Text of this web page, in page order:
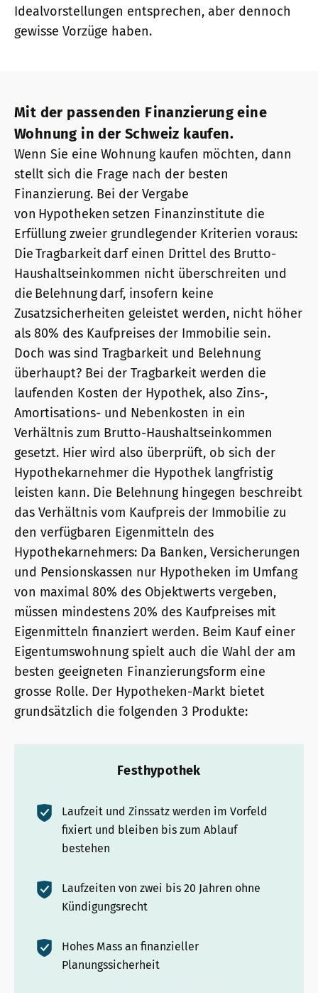
Idealvorstellungen entsprechen, aber dennoch
gewisse Vorzüge haben.
Mit der passenden Finanzierung eine
Wohnung in der Schweiz kaufen.
Wenn Sie eine Wohnung kaufen möchten, dann
stellt sich die Frage nach der besten
Finanzierung. Bei der Vergabe
von Hypotheken setzen Finanzinstitute die
Erfüllung zweier grundlegender Kriterien voraus:
Die Tragbarkeit darf einen Drittel des Brutto-
Haushaltseinkommen nicht überschreiten und
die Belehnung darf, insofern keine
Zusatzsicherheiten geleistet werden, nicht höher
als 80% des Kaufpreises der Immobilie sein.
Doch was sind Tragbarkeit und Belehnung
überhaupt? Bei der Tragbarkeit werden die
laufenden Kosten der Hypothek, also Zins-,
Amortisations- und Nebenkosten in ein
Verhältnis zum Brutto-Haushaltseinkommen
gesetzt. Hier wird also überprüft, ob sich der
Hypothekarnehmer die Hypothek langfristig
leisten kann. Die Belehnung hingegen beschreibt
das Verhältnis vom Kaufpreis der Immobilie zu
den verfügbaren Eigenmitteln des
Hypothekarnehmers: Da Banken, Versicherungen
und Pensionskassen nur Hypotheken im Umfang
von maximal 80% des Objektwerts vergeben,
müssen mindestens 20% des Kaufpreises mit
Eigenmitteln finanziert werden. Beim Kauf einer
Eigentumswohnung spielt auch die Wahl der am
besten geeigneten Finanzierungsform eine
grosse Rolle. Der Hypotheken-Markt bietet
grundsätzlich die folgenden 3 Produkte:
Festhypothek
Laufzeit und Zinssatz werden im Vorfeld
fixiert und bleiben bis zum Ablauf
bestehen
Laufzeiten von zwei bis 20 Jahren ohne
Kündigungsrecht
Hohes Mass an finanzieller
Planungssicherheit